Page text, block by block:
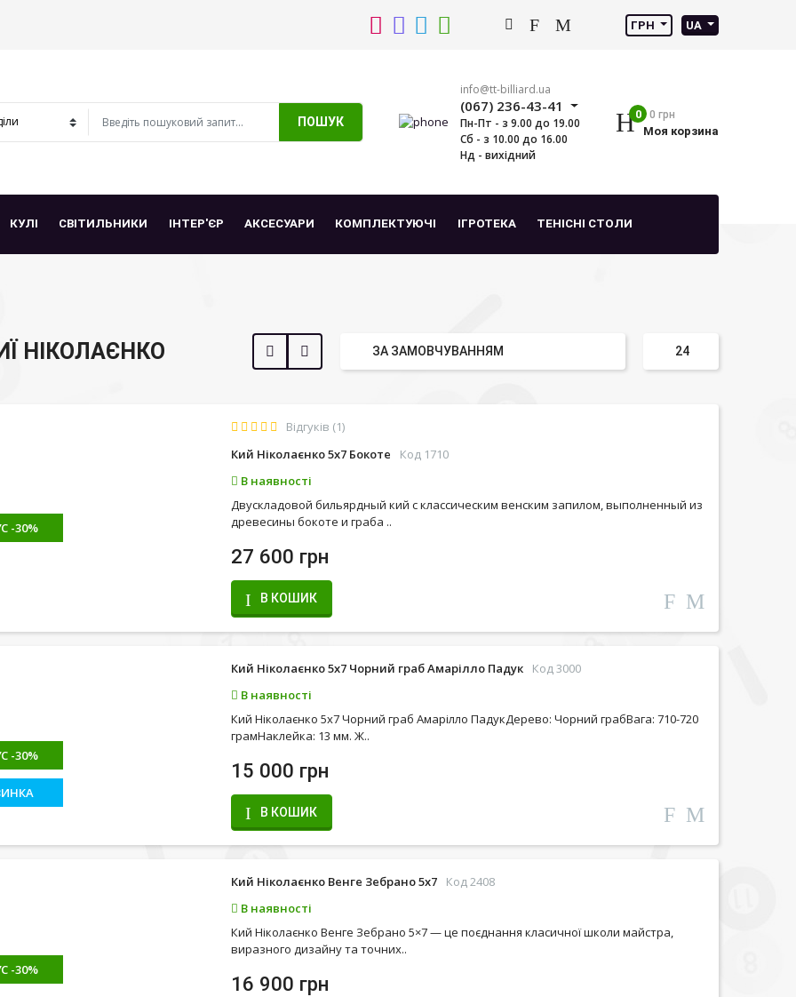
ГРН UA
ПОШУК
info@tt-billiard.ua
(067) 236-43-41
Пн-Пт - з 9.00 до 19.00
Сб - з 10.00 до 16.00
Нд - вихідний
0 0 грн
Моя корзина
КУЛІ СВІТИЛЬНИКИ ІНТЕР'ЄР АКСЕСУАРИ КОМПЛЕКТУЮЧІ ІГРОТЕКА ТЕНІСНІ СТОЛИ
НІКОЛАЄНКО
-30%
Відгуків (1)
Кий Ніколаєнко 5х7 Бокоте
Код 1710
В наявності
Двускладовой бильярдный кий с классическим венским запилом, выполненный из
древесины бокоте и граба ..
27 600 грн
В КОШИК
-30%
Кий Ніколаєнко 5х7 Чорний граб Амарілло Падук
Код 3000
В наявності
Кий Ніколаєнко 5х7 Чорний граб Амарілло ПадукДерево: Чорний грабВага: 710-720
грамНаклейка: 13 мм. Ж..
15 000 грн
В КОШИК
-30%
Кий Ніколаєнко Венге Зебрано 5х7
Код 2408
В наявності
Кий Ніколаєнко Венге Зебрано 5×7 — це поєднання класичної школи майстра,
виразного дизайну та точних..
16 900 грн